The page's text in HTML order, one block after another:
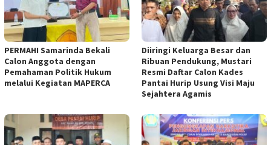
PERMAHI Samarinda Bekali
Calon Anggota dengan
Pemahaman Politik Hukum
melalui Kegiatan MAPERCA
Diiringi Keluarga Besar dan
Ribuan Pendukung, Mustari
Resmi Daftar Calon Kades
Pantai Hurip Usung Visi Maju
Sejahtera Agamis